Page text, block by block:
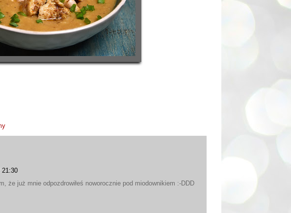
21:30
że już mnie odpozdrowiłeś noworocznie pod miodownikiem :-DDD